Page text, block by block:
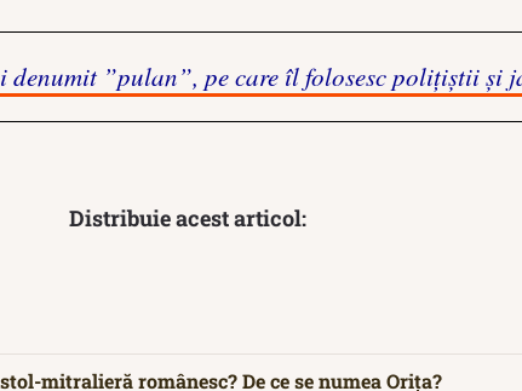
denumit ”pulan”, pe care îl folosesc polițiștii și
Distribuie acest articol:
mitralieră românesc? De ce se numea Orița?